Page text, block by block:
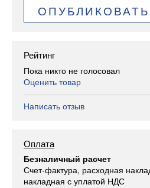
Рейтинг
Пока никто не голосовал
Оценить товар
Написать отзыв
Оплата
Безналичный расчет
Счет-фактура, расходная
накладная с уплатой НДС